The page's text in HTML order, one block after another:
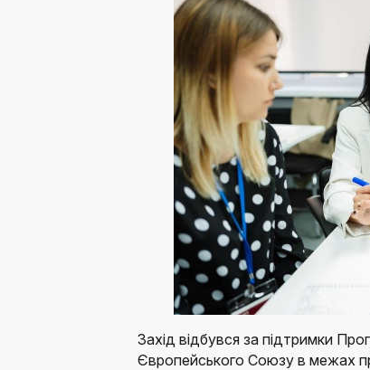
Захід відбувся за підтримки
Європейського Союзу в межах